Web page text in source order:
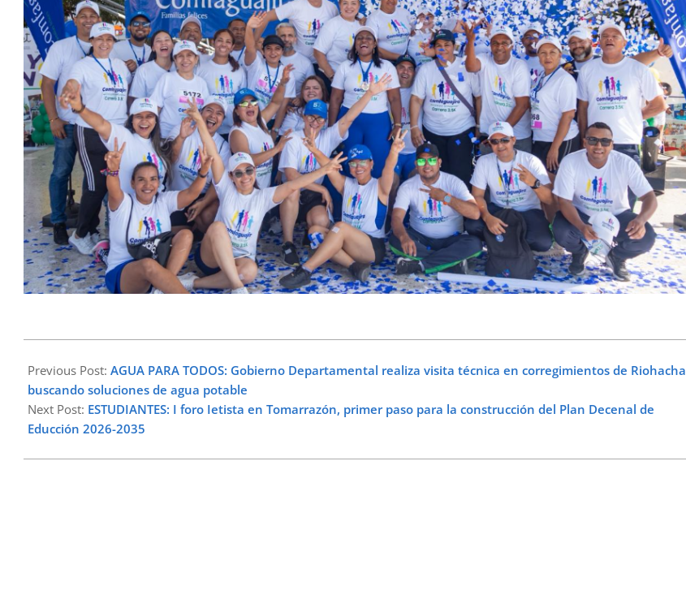
07-
28
Previous Post: AGUA PARA TODOS: Gobierno Departamental realiza visita técnica en corregimientos de Riohacha
buscando soluciones de agua potable
Next Post: ESTUDIANTES: I foro Ietista en Tomarrazón, primer paso para la construcción del Plan Decenal de
Educción 2026-2035